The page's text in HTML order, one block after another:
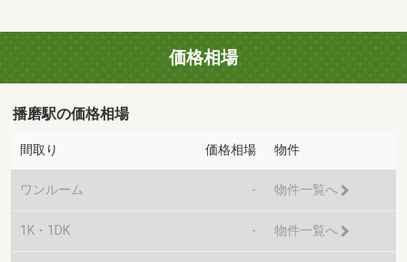
価格相場
播磨駅の価格相場
間取り 価格相場 物件
ワンルーム - 物件一覧へ
1K・1DK - 物件一覧へ